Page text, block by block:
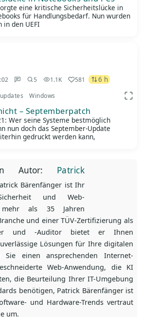
eine kritische Sicherheitslücke in
für Handlungsbedarf. Nun wurden
in den UEFI
5 1.1K 581 6 h
Windows
– Septemberpatch
Wer seine Systeme bestmöglich
nun doch das September-Update
gedruckt werden kann,
Autor: Patrick
Bärenfänger ist Ihr
und Web-
als 35 Jahren
und einer TÜV-Zertifizierung als
und -Auditor bietet er Ihnen
Lösungen für Ihre digitalen
Sie einen ansprechenden Internet-
Web-Anwendung, die KI
die Beurteilung Ihrer IT-Umgebung
benötigen, Patrick Bärenfänger ist
und Hardware-Trends vertraut
um.